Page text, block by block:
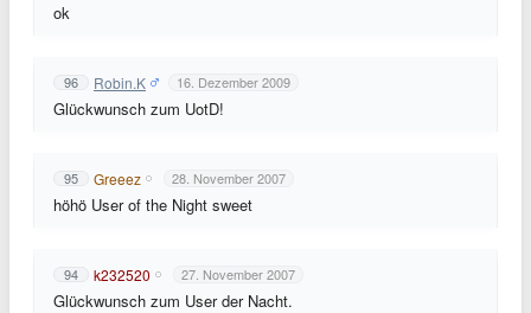
ok
96 Robin.K 16. Dezember 2009
Glückwunsch zum UotD!
95 Greeez 28. November 2007
höhö User of the Night sweet
94 k232520 27. November 2007
Glückwunsch zum User der Nacht.